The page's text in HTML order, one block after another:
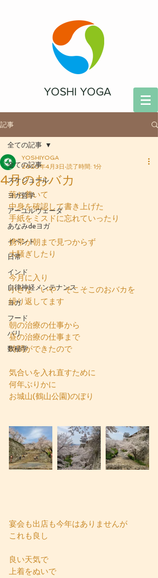
YOSHI YOGA
記事
全ての記事
スケジュール
ヨガ哲学
アーユルヴェーダ
あなみdeヨガ
イベント
日常
インド
自律神経メンテナンス
ヨガ
フード
バリ
数秘学
全ての記事
4月のおバカ
YOSHIYOGA
2020年4月3日 読了時間: 1分
落ち着いて
中身を確認して書き上げた
手紙をミスドに忘れていったり
携帯が朝まで見つからず
大騒ぎしたり
今月に入り
小さな　いや　そこそこのおバカを
繰り返してます
朝の治療の仕事から
昼の治療の仕事まで
時間ができたので
気合いを入れ直すために
何年ぶりかに
お城山(鶴山公園)のぼり
宴会も出店も今年はありませんが
これも良し
良い天気で
上着をぬいで